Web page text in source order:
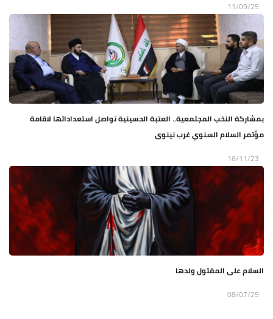
11/09/25
بمشاركة النخب المجتمعية.. العتبة الحسينية تواصل استعداداتها لاقامة
مؤتمر السلام السنوي غرب نينوى
16/11/23
السلام على المقتول ولدها
08/07/25